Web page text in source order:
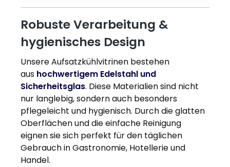
Robuste Verarbeitung &
hygienisches Design
Unsere Aufsatzkühlvitrinen bestehen
aus hochwertigem Edelstahl und
Sicherheitsglas. Diese Materialien sind nicht
nur langlebig, sondern auch besonders
pflegeleicht und hygienisch. Durch die glatten
Oberflächen und die einfache Reinigung
eignen sie sich perfekt für den täglichen
Gebrauch in Gastronomie, Hotellerie und
Handel.